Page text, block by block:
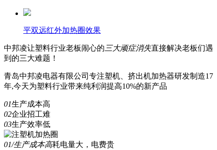
平双远红外加热圈效果
中邦凌让塑料行业老板闹心的 三大顽症消失直接解决老板们遇
到的三大难题！
青岛中邦凌电器有限公司专注塑机、挤出机加热器研发制造17
年,今天为塑料行业带来纯利润提高10%的新产品
01生产成本高
02企业招工难
03生产效率低
01/生产成本高耗电量大，电费贵